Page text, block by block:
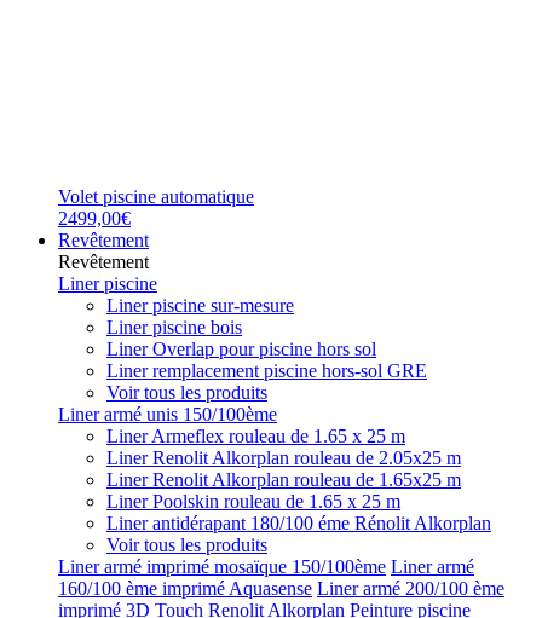
Volet piscine automatique
2499,00€
Revêtement
Revêtement
Liner piscine
Liner piscine sur-mesure
Liner piscine bois
Liner Overlap pour piscine hors sol
Liner remplacement piscine hors-sol GRE
Voir tous les produits
Liner armé unis 150/100ème
Liner Armeflex rouleau de 1.65 x 25 m
Liner Renolit Alkorplan rouleau de 2.05x25 m
Liner Renolit Alkorplan rouleau de 1.65x25 m
Liner Poolskin rouleau de 1.65 x 25 m
Liner antidérapant 180/100 éme Rénolit Alkorplan
Voir tous les produits
Liner armé imprimé mosaïque 150/100ème Liner armé
160/100 ème imprimé Aquasense Liner armé 200/100 ème
imprimé 3D Touch Renolit Alkorplan Peinture piscine